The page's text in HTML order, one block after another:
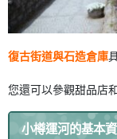
復古街道與石造倉庫
您還可以參觀甜品店
小樽運河的基本